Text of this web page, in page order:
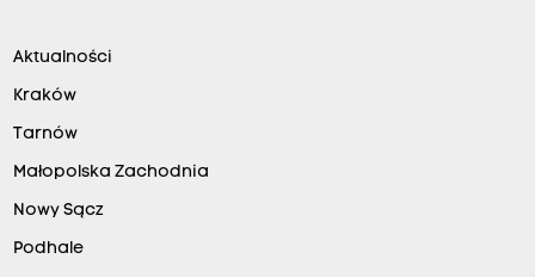
Aktualności
Kraków
Tarnów
Małopolska Zachodnia
Nowy Sącz
Podhale